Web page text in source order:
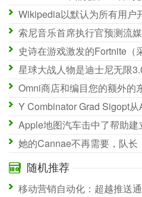
Wikipedia以默认为所有用户
史诗在游戏激发的Fortnite（
星球大战人物是迪士尼无限
Apple地图汽车击中了帮助
随机推荐
移动营销自动化：超越推送